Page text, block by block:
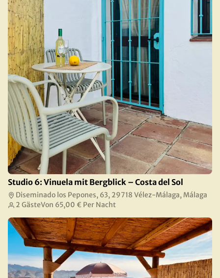
Studio 6: Vinuela mit Bergblick – Costa del Sol
Diseminado los Pepones, 63, 29718 Vélez-Málaga, Málaga
2 GästeVon 65,00 € Per Nacht